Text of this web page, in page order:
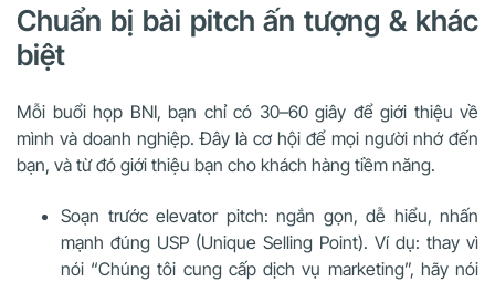
Chuẩn bị bài pitch ấn tượng & khác
biệt
Mỗi buổi họp BNI, bạn chỉ có 30–60 giây để giới thiệu về
mình và doanh nghiệp. Đây là cơ hội để mọi người nhớ đến
bạn, và từ đó giới thiệu bạn cho khách hàng tiềm năng.
Soạn trước elevator pitch: ngắn gọn, dễ hiểu, nhấn
mạnh đúng USP (Unique Selling Point). Ví dụ: thay vì
nói “Chúng tôi cung cấp dịch vụ marketing”, hãy nói